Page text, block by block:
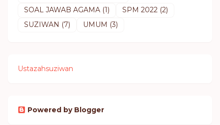
SOAL JAWAB AGAMA (1) SPM 2022 (2)
SUZIWAN (7) UMUM (3)
Ustazahsuziwan
Powered by Blogger